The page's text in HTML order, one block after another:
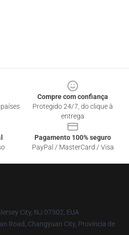
Compre com confiança
Protegido 24/7, do clique à
entrega
Pagamento 100% seguro
PayPal / MasterCard / Visa
City, NJ 07302, EUA
Road, Changyuan City, Província de